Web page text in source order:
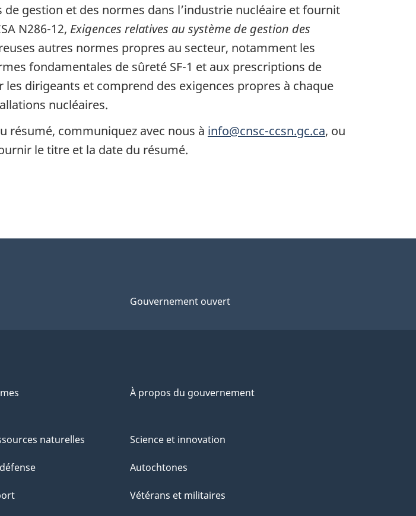
gestion et des normes dans l’industrie nucléaire et fournit
N286-12, Exigences relatives au système de gestion des
autres normes propres au secteur, notamment les
fondamentales de sûreté SF-1 et aux prescriptions de
dirigeants et comprend des exigences propres à chaque
nucléaires.
résumé, communiquez avec nous à info@cnsc-ccsn.gc.ca, ou
le titre et la date du résumé.
Gouvernement ouvert
À propos du gouvernement
naturelles Science et innovation
Autochtones
Vétérans et militaires